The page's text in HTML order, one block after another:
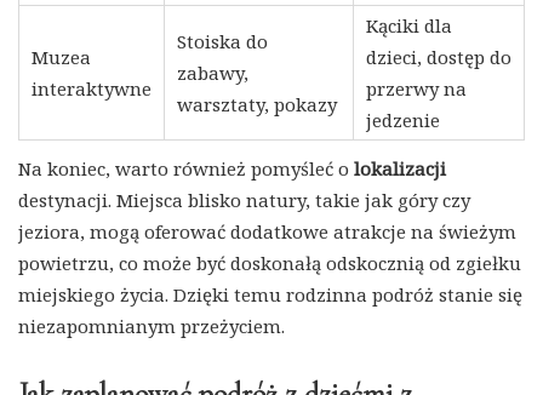
Muzea
interaktywne
Stoiska do
zabawy,
warsztaty, pokazy
Kąciki dla
dzieci, dostęp do
przerwy na
jedzenie
Na koniec, warto również pomyśleć o lokalizacji
destynacji. Miejsca blisko natury, takie jak góry czy
jeziora, mogą oferować dodatkowe atrakcje na świeżym
powietrzu, co może być doskonałą odskocznią od zgiełku
miejskiego życia. Dzięki temu rodzinna podróż stanie się
niezapomnianym przeżyciem.